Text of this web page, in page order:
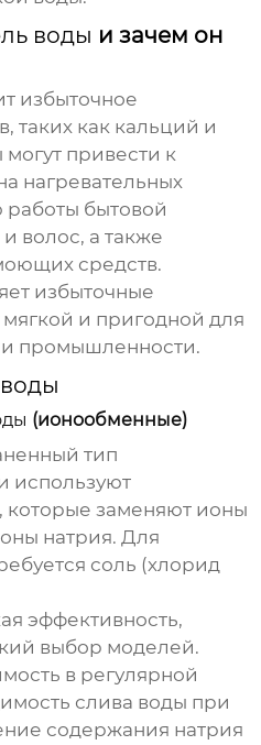
воды и зачем он
избыточное
таких как кальций и
привести к
нагревательных
работы бытовой
волос, а также
средств.
избыточные
и пригодной для
и промышленности.
(ионообменные)
тип
используют
заменяют ионы
натрия. Для
соль (хлорид
эффективность,
выбор моделей.
в регулярной
слива воды при
содержания натрия